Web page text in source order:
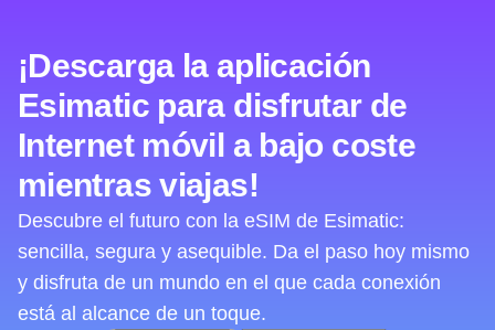
¡Descarga la aplicación
Esimatic para disfrutar de
Internet móvil a bajo coste
mientras viajas!
Descubre el futuro con la eSIM de Esimatic:
sencilla, segura y asequible. Da el paso hoy mismo
y disfruta de un mundo en el que cada conexión
está al alcance de un toque.